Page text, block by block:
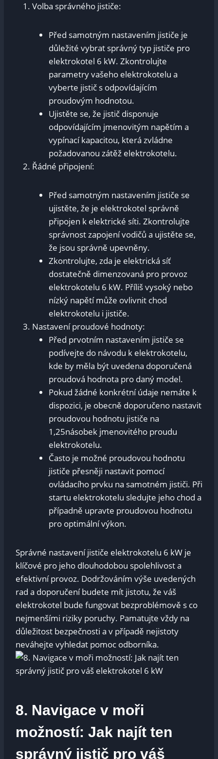
Volba správného jističe:
Před samotným⁣ nastavením ​jističe ​je
důležité vybrat ⁣správný typ⁤ jističe pro⁣
elektrokotel 6 kW. Zkontrolujte⁣
parametry vašeho​ elektrokotelu a ​
vyberte jistič s odpovídajícím
proudovým⁤ hodnotou.
Ujistěte ‍se, že jistič‌ disponuje
odpovídajícím jmenovitým napětím a
vypínací ⁢kapacitou, která zvládne
požadovanou zátěž elektrokotelu.
Řádné⁢ připojení:
Před samotným nastavením jističe ‍se
ujistěte, ‍že je elektrokotel správně
připojen​ k ​elektrické⁢ síti. Zkontrolujte
správnost ⁤zapojení vodičů a ujistěte se,⁢
že jsou​ správně upevněny.
Zkontrolujte,‍ zda je elektrická síť
dostatečně ​dimenzovaná pro provoz
elektrokotelu 6 kW. Příliš⁢ vysoký nebo
nízký napětí může ovlivnit chod
elektrokotelu i jističe.
Nastavení proudové hodnoty:
Před prvotním‍ nastavením​ jističe se
podívejte do návodu k elektrokotelu,
kde⁤ by měla být uvedena doporučená
proudová hodnota pro daný model.
Pokud ‍žádné ‍konkrétní údaje nemáte k⁢
dispozici, je obecně ‌doporučeno nastavit
proudovou hodnotu jističe na
⁣1,25násobek jmenovitého proudu
elektrokotelu.
Často‍ je možné ‍proudovou hodnotu⁣
jističe přesněji nastavit⁣ pomocí‌
ovládacího prvku‌ na⁢ samotném jističi. Při
startu elektrokotelu sledujte ⁤jeho chod ⁣a
případně upravte⁤ proudovou hodnotu⁣
pro optimální výkon.
Správné nastavení ⁤jističe‍ elektrokotelu 6 kW⁣ je
klíčové‌ pro jeho dlouhodobou spolehlivost a
efektivní provoz. ⁢Dodržováním výše uvedených
rad a ‍doporučení budete mít ‌jistotu, že váš
elektrokotel bude fungovat bezproblémově s co​
nejmenšími riziky‌ poruchy. Pamatujte vždy na
důležitost bezpečnosti ⁢a v případě⁣ nejistoty
neváhejte vyhledat pomoc odborníka.
8. Navigace v⁣ moři​
možností: ⁤Jak najít ten
správný jistič ​pro váš